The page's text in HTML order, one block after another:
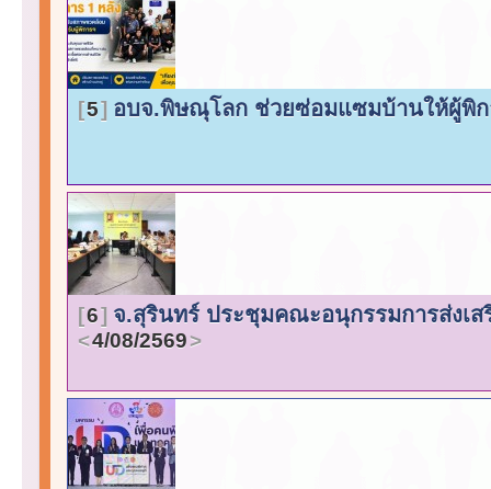
5 อบจ.พิษณุโลก ช่วยซ่อมแซมบ้านให้ผู้พิก
6 จ.สุรินทร์ ประชุมคณะอนุกรรมการส่ง
4/08/2569